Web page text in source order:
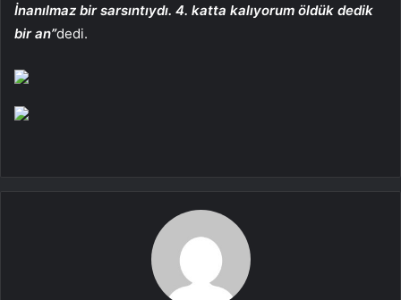
İnanılmaz bir sarsıntıydı. 4. katta kalıyorum öldük dedik
bir an”dedi.